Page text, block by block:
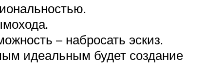
– набросать эскиз.
идеальным будет создание